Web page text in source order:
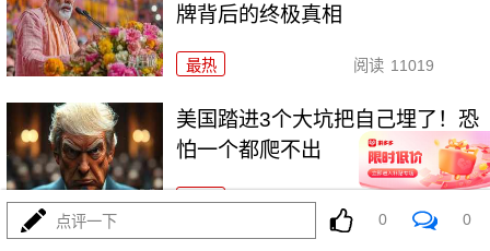
牌背后的终极真相
最热 阅读 11019
美国踏进3个大坑把自己埋了！恐
怕一个都爬不出
最热
点评一下 0 0